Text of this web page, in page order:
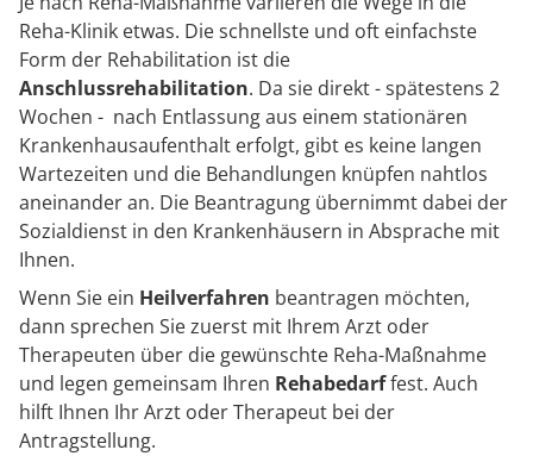
Reha-Klinik etwas. Die schnellste und oft einfachste
Form der Rehabilitation ist die
Anschlussrehabilitation. Da sie direkt - spätestens 2
Wochen - nach Entlassung aus einem stationären
Krankenhausaufenthalt erfolgt, gibt es keine langen
Wartezeiten und die Behandlungen knüpfen nahtlos
aneinander an. Die Beantragung übernimmt dabei der
Sozialdienst in den Krankenhäusern in Absprache mit
Ihnen.
Wenn Sie ein Heilverfahren beantragen möchten,
dann sprechen Sie zuerst mit Ihrem Arzt oder
Therapeuten über die gewünschte Reha-Maßnahme
und legen gemeinsam Ihren Rehabedarffest. Auch
hilft Ihnen Ihr Arzt oder Therapeut bei der
Antragstellung.